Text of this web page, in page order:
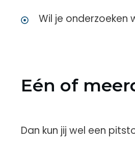
Wil je onderzoeken
Eén of
Dan kun jij wel een